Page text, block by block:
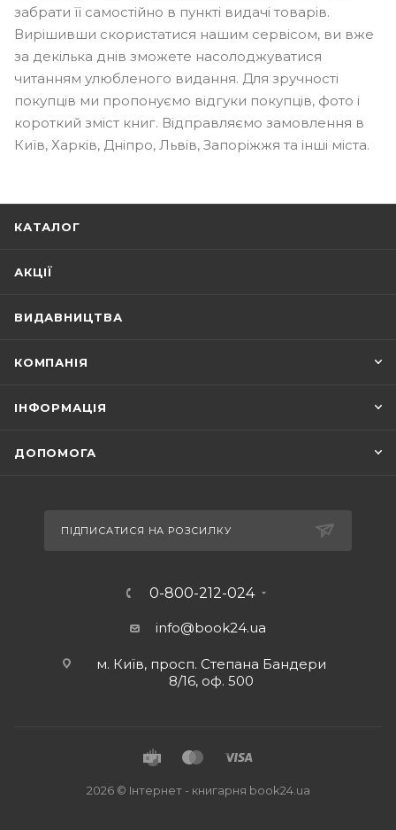
забрати її самостійно в пункті видачі товарів.
Вирішивши скористатися нашим сервісом, ви вже
за декілька днів зможете насолоджуватися
читанням улюбленого видання. Для зручності
покупців ми пропонуємо відгуки покупців, фото і
короткий зміст книг. Відправляємо замовлення в
Київ, Харків, Дніпро, Львів, Запоріжжя та інші міста.
КАТАЛОГ
АКЦІЇ
ВИДАВНИЦТВА
КОМПАНІЯ
ІНФОРМАЦІЯ
ДОПОМОГА
ПІДПИСАТИСЯ НА РОЗСИЛКУ
0-800-212-024
info@book24.ua
м. Київ, просп. Степана Бандери
8/16, оф. 500
2026 © Iнтернет - книгарня book24.ua